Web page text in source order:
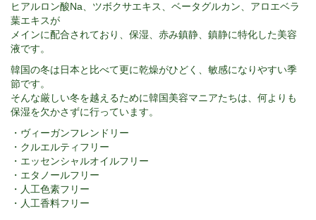
ヒアルロン酸Na、ツボクサエキス、ベータグルカン、アロエベラ
葉エキスが
メインに配合されており、保湿、赤み鎮静、鎮静に特化した美容
液です。
韓国の冬は日本と比べて更に乾燥がひどく、敏感になりやすい季
節です。
そんな厳しい冬を越えるために韓国美容マニアたちは、何よりも
保湿を欠かさずに行っています。
・ヴィーガンフレンドリー
・クルエルティフリー
・エッセンシャルオイルフリー
・エタノールフリー
・人工色素フリー
・人工香料フリー